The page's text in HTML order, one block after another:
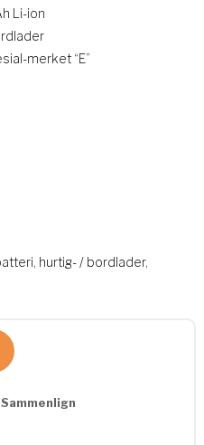
Li-ion
merket “E”
hurtig- / bordlader,
Sammenlign